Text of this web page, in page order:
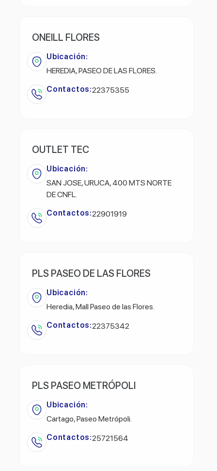
ONEILL FLORES
Ubicación:
HEREDIA, PASEO DE LAS FLORES.
Contactos:22375355
OUTLET TEC
Ubicación:
SAN JOSE, URUCA, 400 MTS NORTE
DE CNFL.
Contactos:22901919
PLS PASEO DE LAS FLORES
Ubicación:
Heredia, Mall Paseo de las Flores.
Contactos:22375342
PLS PASEO METRÓPOLI
Ubicación:
Cartago, Paseo Metrópoli.
Contactos:25721564